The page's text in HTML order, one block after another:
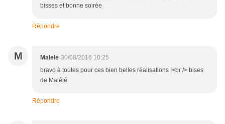
bisses et bonne soirée
Répondre
M Malele 30/08/2016 10:25
bravo à toutes pour ces bien belles réalisations !<br /> bises
de Malélé
Répondre